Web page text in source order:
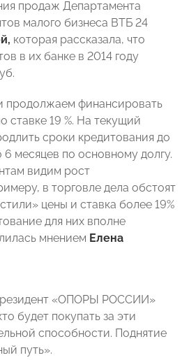
продаж Департамента
малого бизнеса ВТБ 24
которая рассказала, что
в их банке в 2014 году
продолжаем финансировать
ставке 19 %. На текущий
сроки кредитования до
6 месяцев по основному долгу.
видим рост
в торговле дела обстоят
цены и ставка более 19%
для них вполне
мнением Елена
«ОПОРЫ РОССИИ»
будет покупать за эти
способности. Поднятие
путь».